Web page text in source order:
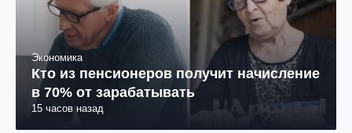
Экономика
Кто из пенсионеров получит начисление
в 70% от зарабатывать
15 часов назад